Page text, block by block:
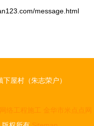
message.html
屋村（朱志荣户）
网络工程施工
金华市米点点网